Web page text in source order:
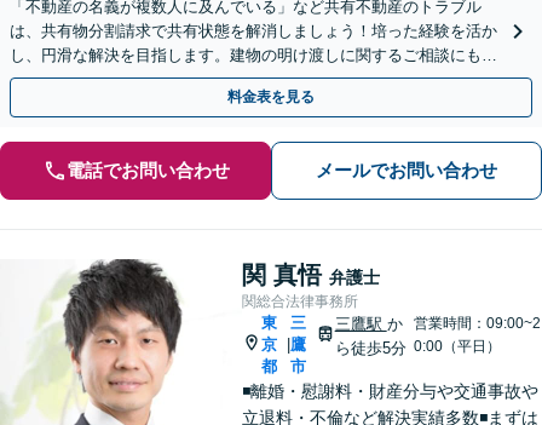
「不動産の名義が複数人に及んでいる」など共有不動産のトラブル
は、共有物分割請求で共有状態を解消しましょう！培った経験を活か
し、円滑な解決を目指します。建物の明け渡しに関するご相談にも対
応しています【夜間相談可｜Web面談可】【武蔵関駅１分】
料金表を見る
電話でお問い合わせ メールでお問い合わせ
関 真悟 弁護士
関総合法律事務所
東
京
都
三
鷹
市
三鷹駅 か
ら徒歩5分
営業時間：09:00~2
0:00（平日）
◾️離婚・慰謝料・財産分与や交通事故や
立退料・不倫など解決実績多数◾️まずは